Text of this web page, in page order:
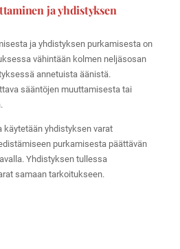
ja yhdistyksen
ja yhdistyksen purkamisesta on
vähintään kolmen neljäsosan
annetuista äänistä.
sääntöjen muuttamisesta tai
yhdistyksen varat
purkamisesta päättävän
Yhdistyksen tullessa
samaan tarkoitukseen.